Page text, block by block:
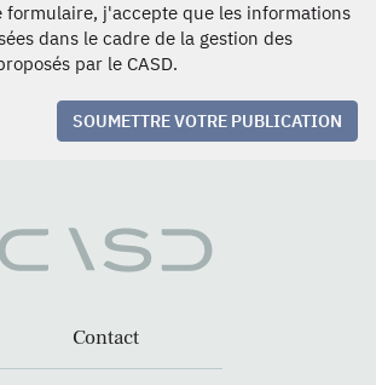
formulaire, j'accepte que les informations
dans le cadre de la gestion des
par le CASD.
SOUMETTRE VOTRE PUBLICATION
Contact